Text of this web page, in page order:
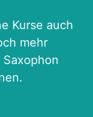
Kurse auch
mehr